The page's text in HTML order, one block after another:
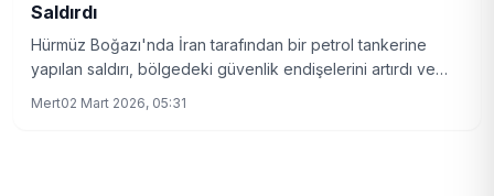
Saldırdı
Hürmüz Boğazı'nda İran tarafından bir petrol tankerine
yapılan saldırı, bölgedeki güvenlik endişelerini artırdı ve
Mert02 Mart 2026, 05:31